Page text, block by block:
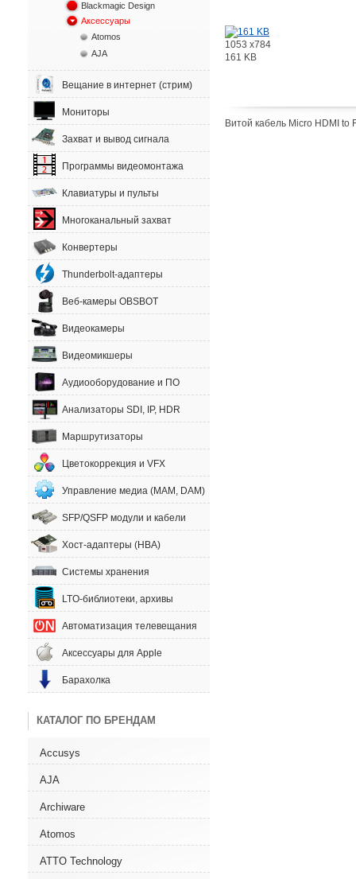
Blackmagic Design
Аксессуары
Atomos
AJA
Вещание в интернет (стрим)
Мониторы
Захват и вывод сигнала
Программы видеомонтажа
Клавиатуры и пульты
Многоканальный захват
Конвертеры
Thunderbolt-адаптеры
Веб-камеры OBSBOT
Видеокамеры
Видеомикшеры
Аудиооборудование и ПО
Анализаторы SDI, IP, HDR
Маршрутизаторы
Цветокоррекция и VFX
Управление медиа (MAM, DAM)
SFP/QSFP модули и кабели
Хост-адаптеры (HBA)
Системы хранения
LTO-библиотеки, архивы
Автоматизация телевещания
Аксессуары для Apple
Барахолка
КАТАЛОГ ПО БРЕНДАМ
Accusys
AJA
Archiware
Atomos
ATTO Technology
1053 x784
161 KB
Витой кабель Micro HDMI to